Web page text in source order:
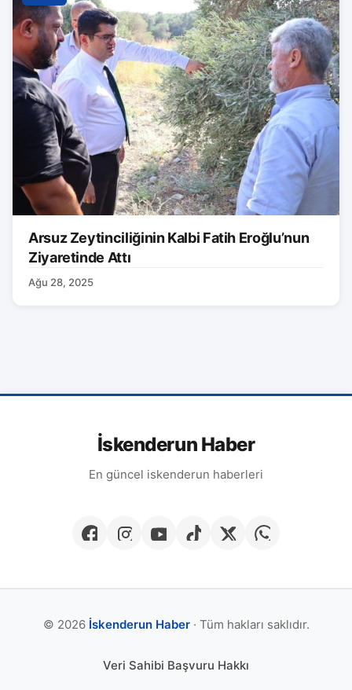
Arsuz Zeytinciliğinin Kalbi Fatih Eroğlu’nun
Ziyaretinde Attı
Ağu 28, 2025
İskenderun Haber
En güncel iskenderun haberleri
© 2026 İskenderun Haber· Tüm hakları saklıdır.
Veri Sahibi Başvuru Hakkı